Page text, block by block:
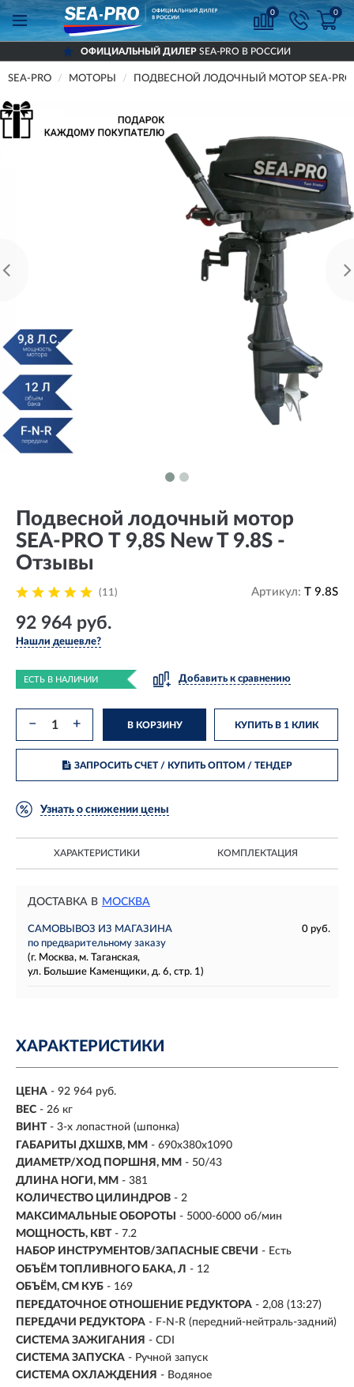
0 0
ОФИЦИАЛЬНЫЙ ДИЛЕР SEA-PRO В РОССИИ
SEA-PRO МОТОРЫ ПОДВЕСНОЙ ЛОДОЧНЫЙ МОТОР SEA-PRO
Подвесной лодочный мотор
SEA-PRO Т 9,8S New T 9.8S -
Отзывы
(11) Артикул: T 9.8S
92 964 руб.
Нашли дешевле?
ЕСТЬ В НАЛИЧИИ Добавить к сравнению
− + В КОРЗИНУ КУПИТЬ В 1 КЛИК
ЗАПРОСИТЬ СЧЕТ / КУПИТЬ ОПТОМ/ ТЕНДЕР
Узнать о снижении цены
ХАРАКТЕРИСТИКИ КОМПЛЕКТАЦИЯ
ДОСТАВКА В МОСКВА
САМОВЫВОЗ ИЗ МАГАЗИНА
0 руб.
по предварительному заказу
(г. Москва, м. Таганская,
ул. Большие Каменщики, д. 6, стр. 1)
ХАРАКТЕРИСТИКИ
ЦЕНА - 92 964 руб.
ВЕС - 26 кг
ВИНТ - 3-х лопастной (шпонка)
ГАБАРИТЫ ДXШXВ, ММ - 690x380x1090
ДИАМЕТР/ХОД ПОРШНЯ, ММ - 50/43
ДЛИНА НОГИ, ММ - 381
КОЛИЧЕСТВО ЦИЛИНДРОВ - 2
МАКСИМАЛЬНЫЕ ОБОРОТЫ
- 5000-6000 об/мин
МОЩНОСТЬ, КВТ - 7.2
НАБОР ИНСТРУМЕНТОВ/ЗАПАСНЫЕ СВЕЧИ - Есть
ОБЪЁМ ТОПЛИВНОГО БАКА, Л - 12
ОБЪЁМ, СМ КУБ - 169
ПЕРЕДАТОЧНОЕ ОТНОШЕНИЕ РЕДУКТОРА - 2,08 (13:27)
ПЕРЕДАЧИ РЕДУКТОРА - F-N-R (передний-нейтраль-задний)
СИСТЕМА ЗАЖИГАНИЯ - CDI
СИСТЕМА ЗАПУСКА - Ручной запуск
СИСТЕМА ОХЛАЖДЕНИЯ - Водяное